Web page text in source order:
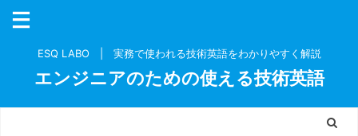
ESQ LABO | 実務で使われる技術英語をわかりやすく解説
エンジニアのための使える技術英語